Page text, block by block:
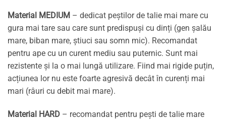
Material MEDIUM – dedicat peștilor de talie mai mare cu
gura mai tare sau care sunt predispuși cu dinți (gen șalău
mare, biban mare, știuci sau somn mic). Recomandat
pentru ape cu un curent mediu sau puternic. Sunt mai
rezistente și la o mai lungă utilizare. Fiind mai rigide puțin,
acțiunea lor nu este foarte agresivă decât în curenți mai
mari (râuri cu debit mai mare).
Material HARD – recomandat pentru pești de talie mare